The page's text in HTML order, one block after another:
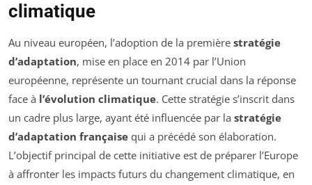
climatique
Au niveau européen, l’adoption de la première stratégie
d’adaptation, mise en place en 2014 par l’Union
européenne, représente un tournant crucial dans la réponse
face à l’évolution climatique. Cette stratégie s’inscrit dans
un cadre plus large, ayant été influencée par la stratégie
d’adaptation française qui a précédé son élaboration.
L’objectif principal de cette initiative est de préparer l’Europe
à affronter les impacts futurs du changement climatique, en